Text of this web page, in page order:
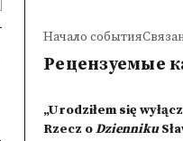
Начало
Рецензуемые
„Urodziłem się
Rzecz oDzienniku